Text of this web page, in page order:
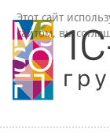
Этот сайт
сайтом, вы